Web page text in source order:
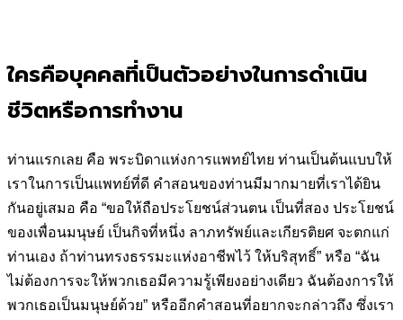
ใครคือบุคคลที่เป็นตัวอย่างในการดำเนิน
ชีวิตหรือการทำงาน
ท่านแรกเลย คือ พระบิดาแห่งการแพทย์ไทย ท่านเป็นต้นแบบให้
เราในการเป็นแพทย์ที่ดี คำสอนของท่านมีมากมายที่เราได้ยิน
กันอยู่เสมอ คือ “ขอให้ถือประโยชน์ส่วนตน เป็นที่สอง ประโยชน์
ของเพื่อนมนุษย์ เป็นกิจที่หนึ่ง ลาภทรัพย์และเกียรติยศ จะตกแก่
ท่านเอง ถ้าท่านทรงธรรมะแห่งอาชีพไว้ ให้บริสุทธิ์” หรือ “ฉัน
ไม่ต้องการจะให้พวกเธอมีความรู้เพียงอย่างเดียว ฉันต้องการให้
พวกเธอเป็นมนุษย์ด้วย” หรืออีกคำสอนที่อยากจะกล่าวถึง ซึ่งเรา